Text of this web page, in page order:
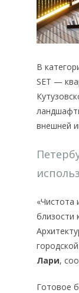
В
SET —
внешней
«Чистота
близости
Лари,
Готовое